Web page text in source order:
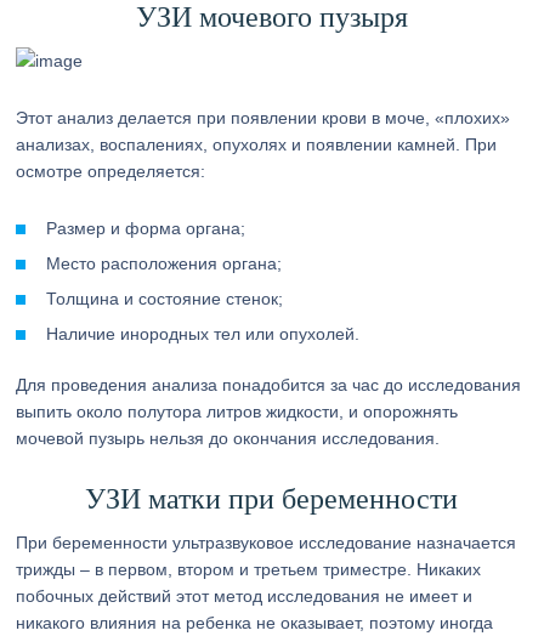
УЗИ мочевого пузыря
Этот анализ делается при появлении крови в моче, «плохих»
анализах, воспалениях, опухолях и появлении камней. При
осмотре определяется:
Размер и форма органа;
Место расположения органа;
Толщина и состояние стенок;
Наличие инородных тел или опухолей.
Для проведения анализа понадобится за час до исследования
выпить около полутора литров жидкости, и опорожнять
мочевой пузырь нельзя до окончания исследования.
УЗИ матки при беременности
При беременности ультразвуковое исследование назначается
трижды – в первом, втором и третьем триместре. Никаких
побочных действий этот метод исследования не имеет и
никакого влияния на ребенка не оказывает, поэтому иногда